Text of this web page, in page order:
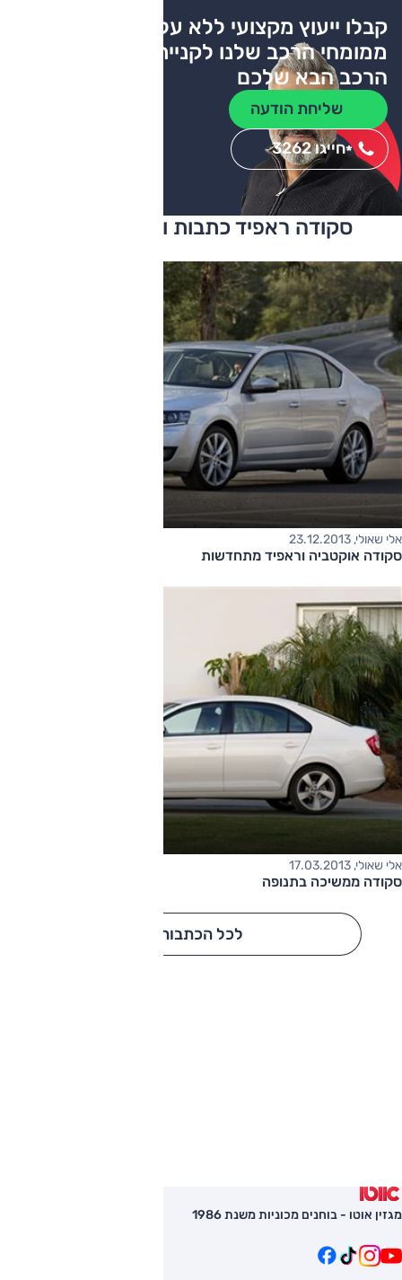
קבלו ייעוץ מקצועי ללא עלות
ממומחי הרכב שלנו לקניית
הרכב הבא שלכם
שליחת הודעה
חייגו 3262*
סקודה ראפיד כתבות ומבחני דרכים
אלי שאולי, 23.12.2013
סקודה אוקטביה וראפיד מתחדשות
אלי שאולי, 17.03.2013
סקודה ממשיכה בתנופה
לכל הכתבות
מגזין אוטו - בוחנים מכוניות משנת 1986